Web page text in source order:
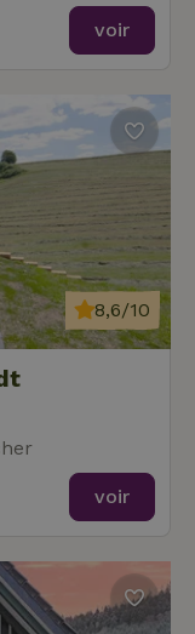
voir
8,6/10
voir